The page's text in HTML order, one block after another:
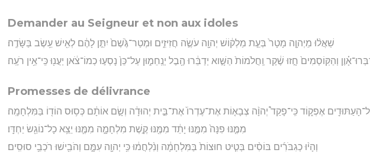
Demander au Seigneur et non aux idoles
שַׁאֲל֨וּ מֵיְהוָ֤ה מָטָר֙ בְּעֵ֣ת מַלְק֔וֹשׁ יְהוָ֖ה עֹשֶׂ֣ה חֲזִיזִ֑ים וּמְטַר־גֶּ֙שֶׁם֙ יִתֵּ֣ן לָהֶ֔ם לְאִ֖ישׁ עֵ֥שֶׂב בַּשָּׂדֶֽה׃
וְהַקּֽוֹסְמִים֙ חָ֣זוּ שֶׁ֔קֶר וַֽחֲלֹמוֹת֙ הַשָּׁ֣וא יְדַבֵּ֔רוּ הֶ֖בֶל יְנַֽחֵמ֑וּן עַל־כֵּן֙ נָסְע֣וּ כְמוֹ־צֹ֔אן יַעֲנ֖וּ כִּֽי־אֵ֥ין רֹעֶֽה׃
Promesses de délivrance
אֶפְק֑וֹד כִּֽי־פָקַד֩ יְהוָ֨ה צְבָא֤וֹת אֶת־עֶדְרוֹ֙ אֶת־בֵּ֣ית יְהוּדָ֔ה וְשָׂ֣ם אוֹתָ֔ם כְּס֥וּס הוֹד֖וֹ בַּמִּלְחָמָֽה׃
מִמֶּ֤נּוּ פִנָּה֙ מִמֶּ֣נּוּ יָתֵ֔ד מִמֶּ֖נּוּ קֶ֣שֶׁת מִלְחָמָ֑ה מִמֶּ֛נּוּ יֵצֵ֥א כָל־נוֹגֵ֖שׂ יַחְדָּֽו׃
וְהָי֨וּ כְגִבֹּרִ֜ים בּוֹסִ֨ים בְּטִ֤יט חוּצוֹת֙ בַּמִּלְחָמָ֔ה וְנִ֨לְחֲמ֔וּ כִּ֥י יְהוָ֖ה עִמָּ֑ם וְהֹבִ֖ישׁוּ רֹכְבֵ֥י סוּסִֽים׃